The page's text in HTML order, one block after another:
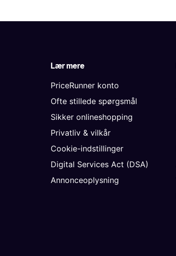
Lær mere
PriceRunner konto
Ofte stillede spørgsmål
Sikker onlineshopping
Privatliv & vilkår
Cookie-indstillinger
Digital Services Act (DSA)
Annonceoplysning